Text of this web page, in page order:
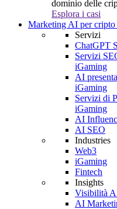
dominio delle
Esplora i casi
Marketing AI per cripto
Servizi
ChatGPT
Servizi
iGaming
AI
iGaming
Servizi di
iGaming
AI
AI SEO
Industries
Web3
iGaming
Fintech
Insights
Visibilità
AI